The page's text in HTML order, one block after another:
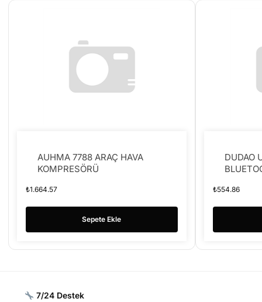
AUHMA 7788 ARAÇ HAVA
KOMPRESÖRÜ
₺1.664.57
Sepete Ekle
DUDAO
₺554.86
7/24 Destek